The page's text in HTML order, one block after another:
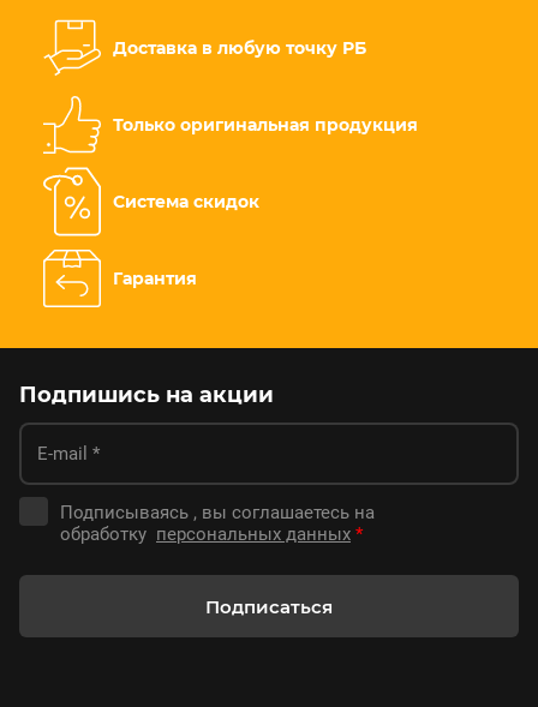
Доставка в любую точку РБ
Только оригинальная продукция
Система скидок
Гарантия
Подпишись на акции
Подписываясь , вы соглашаетесь на
обработку персональных данных *
Подписаться